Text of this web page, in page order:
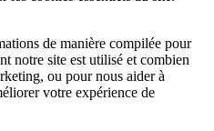
de manière compilée pour
notre site est utilisé et combien
ou pour nous aider à
votre expérience de